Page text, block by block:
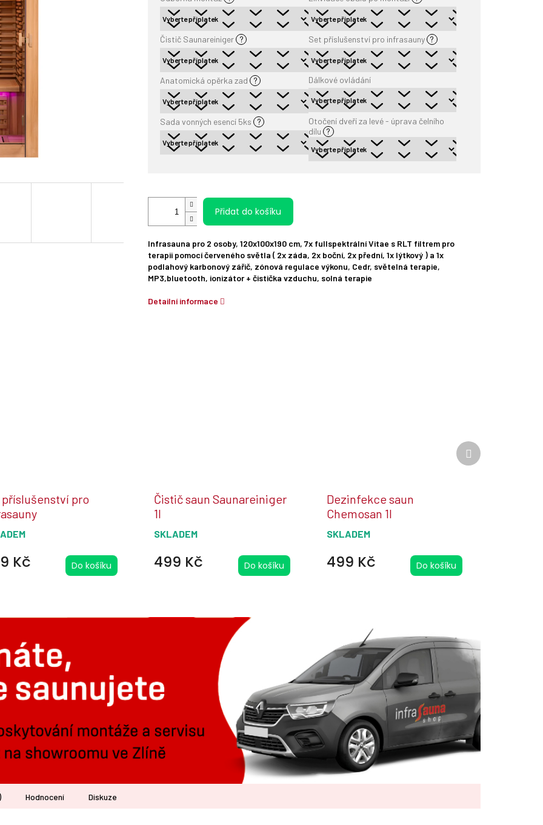
Čistič Saunareiniger ? Set příslušenství pro infrasauny ?
Anatomická opěrka zad ? Dálkové ovládání
Sada vonných esencí 5ks ?
Otočení dveří za levé - úprava čelního
dílu ?
Přidat do košíku
Infrasauna pro 2 osoby, 120x100x190 cm, 7x fullspektrální Vitae s RLT filtrem pro
terapii pomocí červeného světla ( 2x záda, 2x boční, 2x přední, 1x lýtkový ) a 1x
podlahový karbonový zářič, zónová regulace výkonu, Cedr, světelná terapie,
MP3,bluetooth, ionizátor + čistička vzduchu, solná terapie
Detailní informace
příslušenství pro
Kč Do košíku
Čistič saun Saunareiniger
1l
SKLADEM
499 Kč Do košíku
Dezinfekce saun
Chemosan 1l
SKLADEM
499 Kč Do košíku
Další
produkt
Hodnocení Diskuze